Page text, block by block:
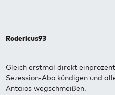
Rodericus93
Gleich erstmal direkt
Sezession-Abo kündigen und
Antaios wegschmeißen.